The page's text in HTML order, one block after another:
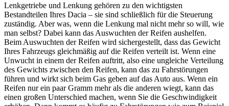
Lenkgetriebe und Lenkung gehören zu den wichtigsten
Bestandteilen Ihres Dacia – sie sind schließlich für die Steuerung
zuständig. Aber was, wenn die Lenkung mal nicht mehr so will, wie
man selbst? Dabei kann das Auswuchten der Reifen aushelfen.
Beim Auswuchten der Reifen wird sichergestellt, dass das Gewicht
Ihres Fahrzeugs gleichmäßig auf die Reifen verteilt ist. Wenn eine
Unwucht in einem der Reifen auftritt, also eine ungleiche Verteilung
des Gewichts zwischen den Reifen, kann das zu Fahrstörungen
führen und wirkt sich beim Gas geben auf das Auto aus. Wenn ein
Reifen nur ein paar Gramm mehr als die anderen wiegt, kann das
einen großen Unterschied machen, wenn Sie die Geschwindigkeit